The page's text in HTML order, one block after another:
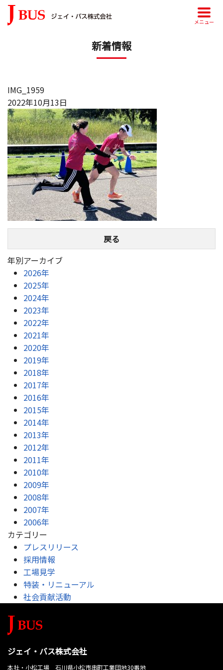
メニュー
新着情報
IMG_1959
2022年10月13日
戻る
年別アーカイブ
2026年
2025年
2024年
2023年
2022年
2021年
2020年
2019年
2018年
2017年
2016年
2015年
2014年
2013年
2012年
2011年
2010年
2009年
2008年
2007年
2006年
カテゴリー
プレスリリース
採用情報
工場見学
特装・リニューアル
社会貢献活動
ジェイ・バス株式会社
本社・小松工場 石川県小松市串町工業団地30番地